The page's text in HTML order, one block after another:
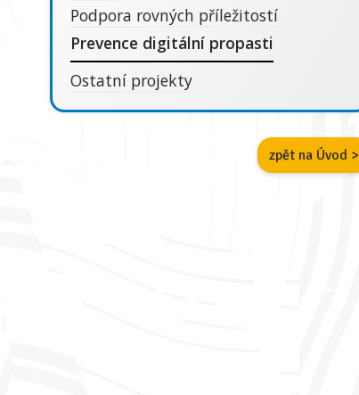
Podpora rovných příležitostí
Prevence digitální propasti
Ostatní projekty
zpět na Úvod >